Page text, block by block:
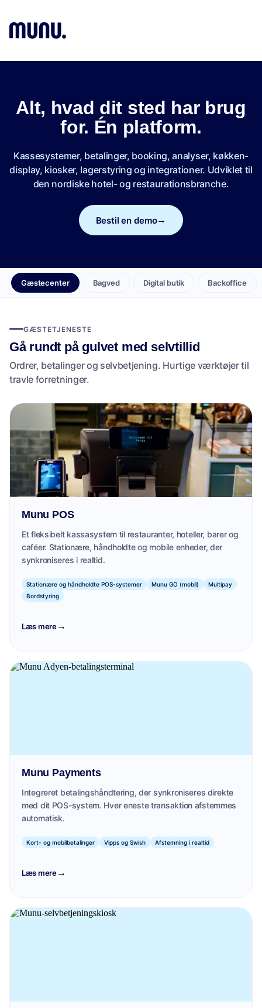
Alt, hvad dit sted har brug
for. Én platform.
Kassesystemer, betalinger, booking, analyser, køkken-
display, kiosker, lagerstyring og integrationer. Udviklet til
den nordiske hotel- og restaurationsbranche.
Bestil en demo→
Gæstecenter Bagved Digital butik Backoffice
GÆSTETJENESTE
Gå rundt på gulvet med selvtillid
Ordrer, betalinger og selvbetjening. Hurtige værktøjer til
travle forretninger.
Munu POS
Et fleksibelt kassasystem til restauranter, hoteller, barer og
caféer. Stationære, håndholdte og mobile enheder, der
synkroniseres i realtid.
Stationære og håndholdte POS-systemer Munu GO (mobil)
Multipay
Bordstyring
Læs mere→
Munu Payments
Integreret betalingshåndtering, der synkroniseres direkte
med dit POS-system. Hver eneste transaktion afstemmes
automatisk.
Kort- og mobilbetalinger Vipps og Swish Afstemning i realtid
Læs mere→